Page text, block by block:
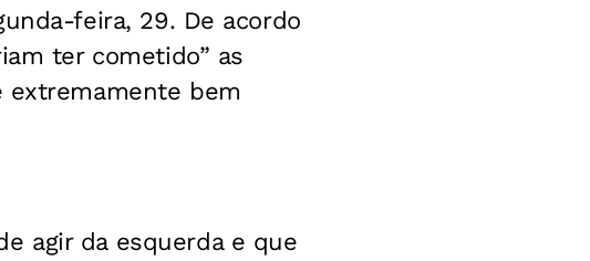
feira, 29. De acordo
ter cometido” as
extremamente bem
agir da esquerda e que